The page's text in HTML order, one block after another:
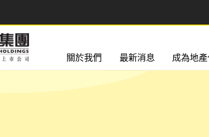
關於我們 最新消息 成為地